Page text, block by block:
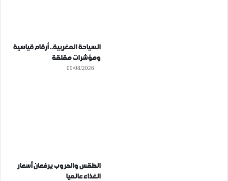
السياحة المغربية.. أرقام قياسية
ومؤشرات مقلقة
09/08/2026
الطقس والحروب يرفعان أسعار
الغذاء عالميا